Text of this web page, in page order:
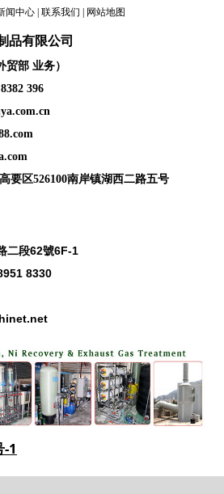
闻中心| 联系我们 | 网站地图
品有限公司
部 业务）
396
要区526100南岸镇湖西二路五号
二段62號6F-1
8330
1